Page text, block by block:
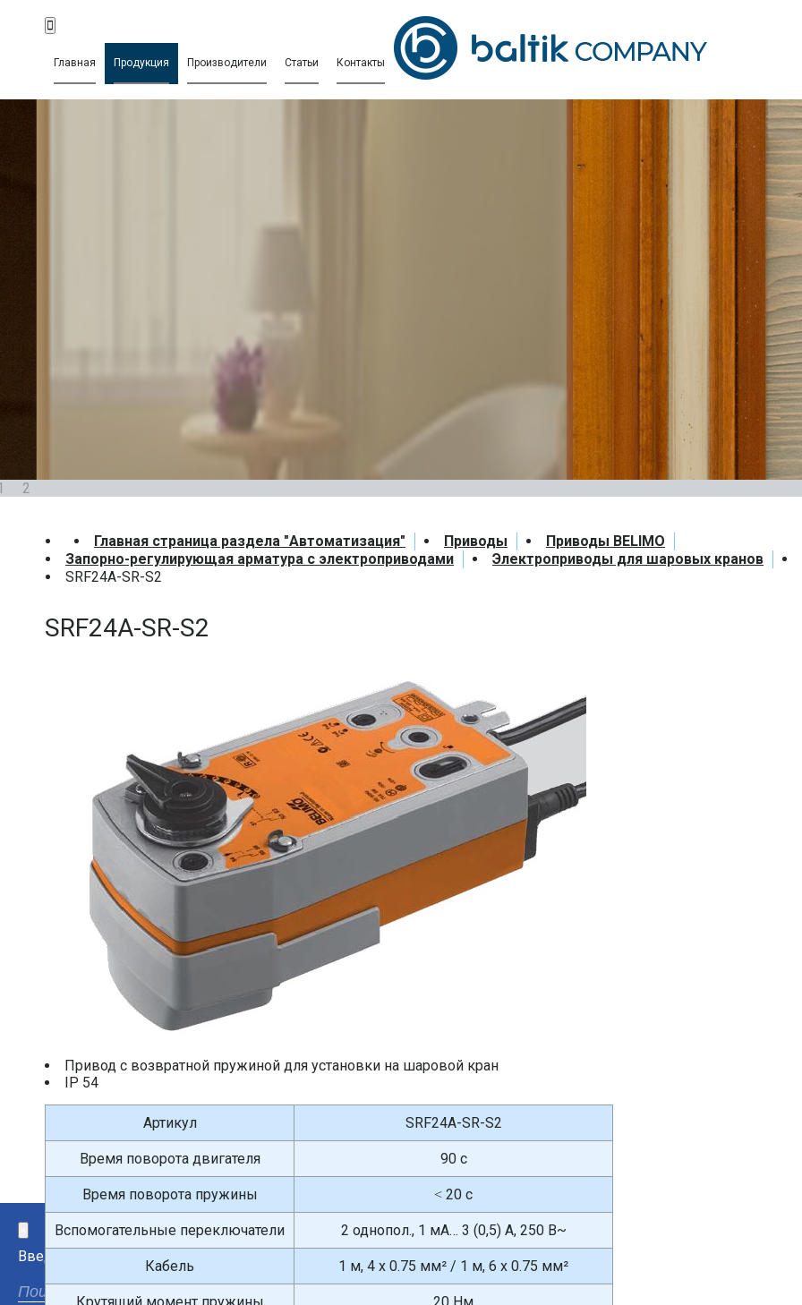
Главная Продукция Производители Статьи Контакты
Введите поисковый запрос
2
Главная страница раздела "Автоматизация" Приводы
Приводы BELIMO
Запорно-регулирующая арматура с электроприводами
Электроприводы для шаровых кранов
SRF24A-SR-S2
SRF24A-SR-S2
Привод c возвратной пружиной для установки на шаровой кран
IP 54
Артикул SRF24A-SR-S2
Время поворота двигателя 90 с
Время поворота пружины ˂ 20 с
Вспомогательные переключатели 2 однопол., 1 мА… 3 (0,5) А, 250 В~
Кабель 1 м, 4 x 0.75 мм² / 1 м, 6 x 0.75 мм²